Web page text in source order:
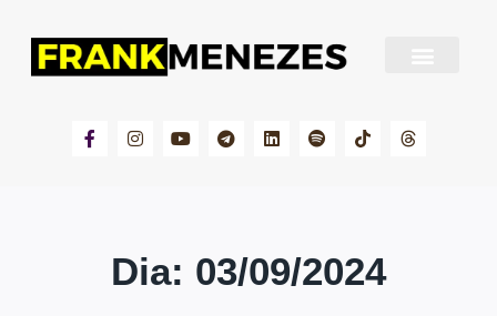
Dia: 03/09/2024